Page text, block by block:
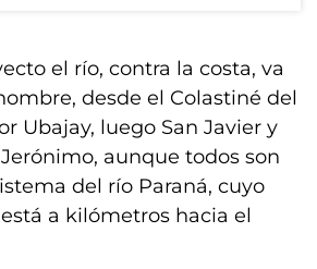
el río, contra la costa, va
desde el Colastiné del
Ubajay, luego San Javier y
aunque todos son
del río Paraná, cuyo
a kilómetros hacia el